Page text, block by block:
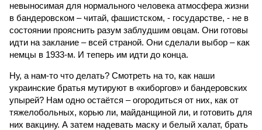
невыносимая для нормального человека атмосфера жизни
в бандеровском – читай, фашистском, - государстве, - не в
состоянии прояснить разум заблудшим овцам. Они готовы
идти на заклание – всей страной. Они сделали выбор – как
немцы в 1933-м. И теперь им идти до конца.
Ну, а нам-то что делать? Смотреть на то, как наши
украинские братья мутируют в «киборгов» и бандеровских
упырей? Нам одно остаётся – огородиться от них, как от
тяжелобольных, корью ли, майданщиной ли, и готовить для
них вакцину. А затем надевать маску и белый халат, брать